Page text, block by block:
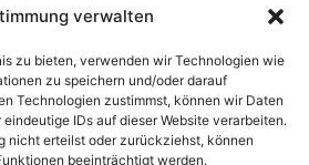
verwalten
zu bieten, verwenden wir Technologien wie
zu speichern und/oder darauf
Technologien zustimmst, können wir Daten
IDs auf dieser Website verarbeiten.
nicht erteilst oder zurückziehst, können
beeinträchtigt werden.